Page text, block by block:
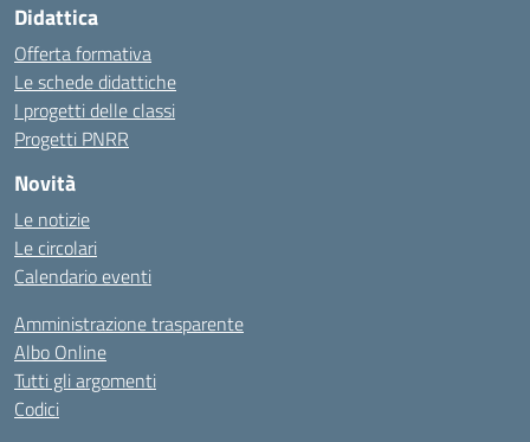
Didattica
Offerta formativa
Le schede didattiche
I progetti delle classi
Progetti PNRR
Novità
Le notizie
Le circolari
Calendario eventi
Amministrazione trasparente
Albo Online
Tutti gli argomenti
Codici